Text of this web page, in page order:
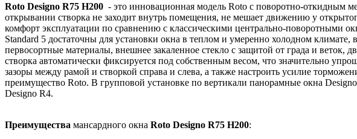
Roto Designo R75 H200 - это инновационная модель Roto c поворотно-откидным
открывании створка не заходит внутрь помещения, не мешает движению у
комфорт эксплуатации по сравнению с классическими центрально-поворотными
Standard 5 достаточны для установки окна в теплом и умеренно холодном
первосортные материалы, внешнее закаленное стекло с защитой от града и
створка автоматически фиксируется под собственным весом, что значительно
зазоры между рамой и створкой справа и слева, а также настроить усилие
преимущество Roto. В групповой установке по вертикали панорамные окна
Designo R4.
Преимущества мансардного окна Roto Designo R75 H200: